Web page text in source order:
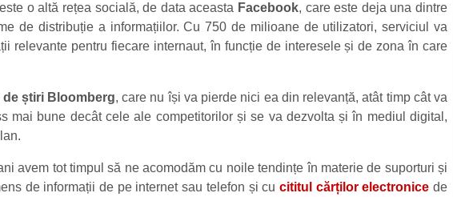
o altă rețea socială, de data aceasta Facebook, care este deja una dintre
de distribuție a informațiilor. Cu 750 de milioane de utilizatori, serviciul va
relevante pentru fiecare internaut, în funcție de interesele și de zona în care
de știri Bloomberg, care nu își va pierde nici ea din relevanță, atât timp cât va
mai bune decât cele ale competitorilor și se va dezvolta și în mediul digital,
avem tot timpul să ne acomodăm cu noile tendințe în materie de suporturi și
de informații de pe internet sau telefon și cu cititul cărților electronice de